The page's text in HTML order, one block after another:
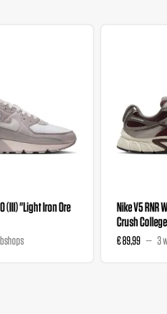
(III) "Light Iron Ore
Nike V5 RNR
Crush
€ 89,99 3